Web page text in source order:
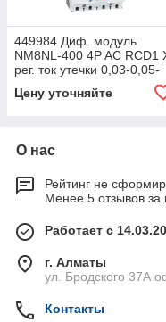
449984 Диф. модуль
NM8NL-400 4P AC RCD1
рег. ток утечки 0,03-0,05-
0,1-0,2-0,3-0,5-1-2 A (R)4
Цену уточняйте
О нас
Рейтинг не
Менее 5 отзывов за
Работает с
г. Алматы
ул. Бродского 37А
Контакты